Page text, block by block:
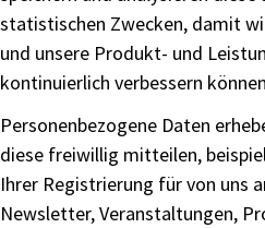
statistischen Zwecken, damit
und unsere Produkt- und
kontinuierlich verbessern
Personenbezogene Daten
diese freiwillig mitteilen,
Ihrer Registrierung für von uns
Newsletter, Veranstaltungen,